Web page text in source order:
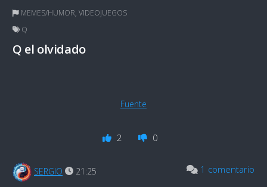
MEMES/HUMOR, VIDEOJUEGOS
Q
Q el olvidado
Fuente
2 0
SERGIO 21:25 1 comentario